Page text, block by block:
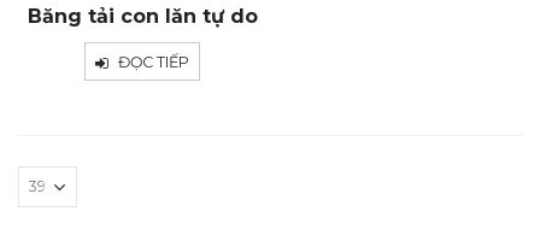
Băng tải con lăn tự do
ĐỌC TIẾP